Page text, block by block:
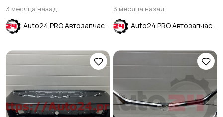
2023
3 месяца назад
Auto24.PRO Автозапчасти
CHEVROLET MALIBU 2016-
2024
3 месяца назад
Auto24.PRO Автозапчасти